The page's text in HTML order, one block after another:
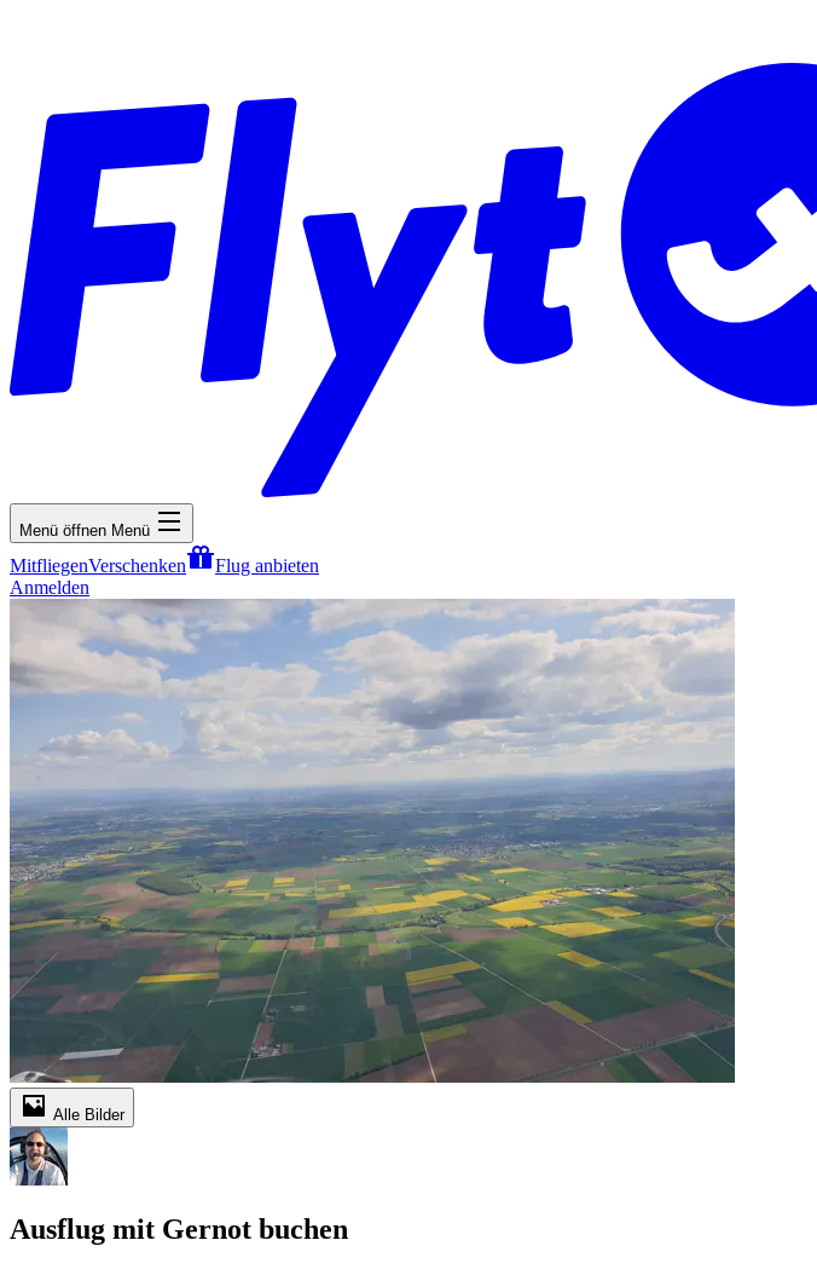
Menü öffnen Menü
MitfliegenVerschenken
Flug anbieten
Anmelden
Alle Bilder
Ausflug mit Gernot buchen